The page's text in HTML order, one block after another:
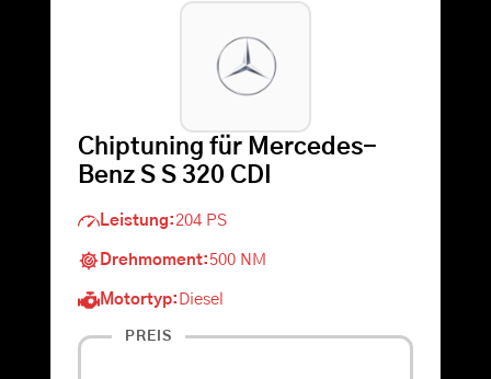
Warenkorb
Chiptuning für Mercedes-
Benz S S 320 CDI
Leistung: 204 PS
Drehmoment: 500 NM
Motortyp: Diesel
PREIS